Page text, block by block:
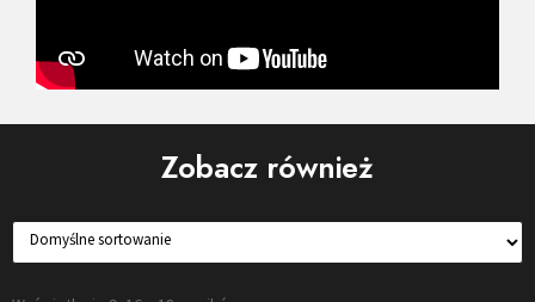
Zobacz również